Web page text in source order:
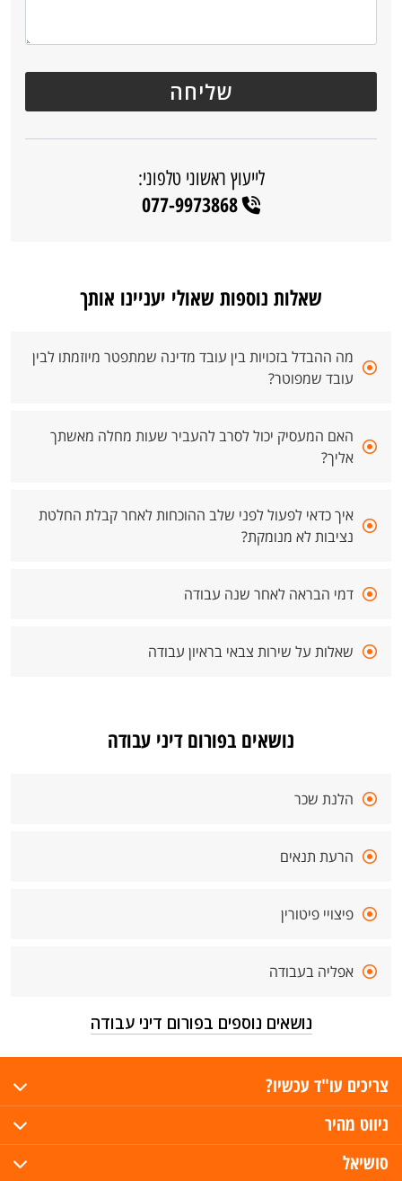
לייעוץ ראשוני טלפוני:
077-9973868
שאלות נוספות שאולי יעניינו אותך
מה ההבדל בזכויות בין עובד מדינה שמתפטר מיוזמתו לבין
עובד שמפוטר?
האם המעסיק יכול לסרב להעביר שעות מחלה מאשתך
אליך?
איך כדאי לפעול לפני שלב ההוכחות לאחר קבלת החלטת
נציבות לא מנומקת?
דמי הבראה לאחר שנה עבודה
שאלות על שירות צבאי בראיון עבודה
נושאים בפורום דיני עבודה
הלנת שכר
הרעת תנאים
פיצויי פיטורין
אפליה בעבודה
נושאים נוספים בפורום דיני עבודה
צריכים עו"ד עכשיו?
ניווט מהיר
סושיאל